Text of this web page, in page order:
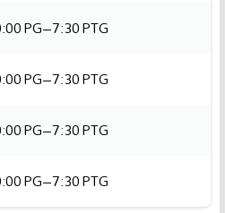
PG–7:30 PTG
PG–7:30 PTG
PG–7:30 PTG
PG–7:30 PTG